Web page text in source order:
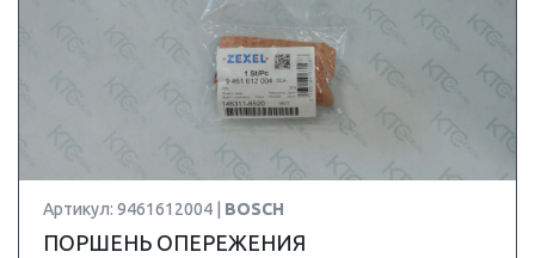
Артикул: 9461612004 | BOSCH
ПОРШЕНЬ ОПЕРЕЖЕНИЯ